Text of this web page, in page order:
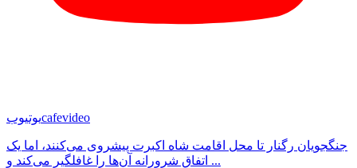
یوتیوبcafevideo
جنگجویان رگنار تا محل اقامت شاه اکبرت پیشروی می‌کنند، اما یک
اتفاق شرورانه آن‌ها را غافلگیر می‌کند و ...